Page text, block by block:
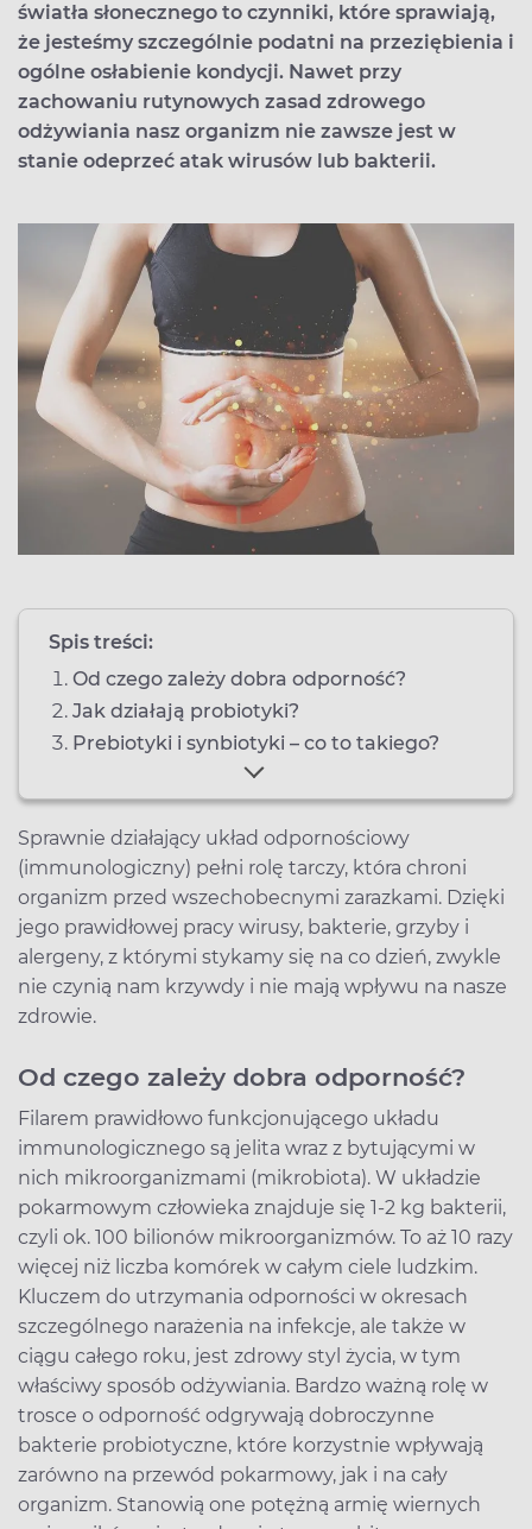
światła słonecznego to czynniki, które sprawiają,
że jesteśmy szczególnie podatni na przeziębienia i
ogólne osłabienie kondycji. Nawet przy
zachowaniu rutynowych zasad zdrowego
odżywiania nasz organizm nie zawsze jest w
stanie odeprzeć atak wirusów lub bakterii.
Spis treści:
Od czego zależy dobra odporność?
Jak działają probiotyki?
Prebiotyki i synbiotyki – co to takiego?
Sprawnie działający układ odpornościowy
(immunologiczny) pełni rolę tarczy, która chroni
organizm przed wszechobecnymi zarazkami. Dzięki
jego prawidłowej pracy wirusy, bakterie, grzyby i
alergeny, z którymi stykamy się na co dzień, zwykle
nie czynią nam krzywdy i nie mają wpływu na nasze
zdrowie.
Od czego zależy dobra odporność?
Filarem prawidłowo funkcjonującego układu
immunologicznego są jelita wraz z bytującymi w
nich mikroorganizmami (mikrobiota). W układzie
pokarmowym człowieka znajduje się 1-2 kg bakterii,
czyli ok. 100 bilionów mikroorganizmów. To aż 10 razy
więcej niż liczba komórek w całym ciele ludzkim.
Kluczem do utrzymania odporności w okresach
szczególnego narażenia na infekcje, ale także w
ciągu całego roku, jest zdrowy styl życia, w tym
właściwy sposób odżywiania. Bardzo ważną rolę w
trosce o odporność odgrywają dobroczynne
bakterie probiotyczne, które korzystnie wpływają
zarówno na przewód pokarmowy, jak i na cały
organizm. Stanowią one potężną armię wiernych